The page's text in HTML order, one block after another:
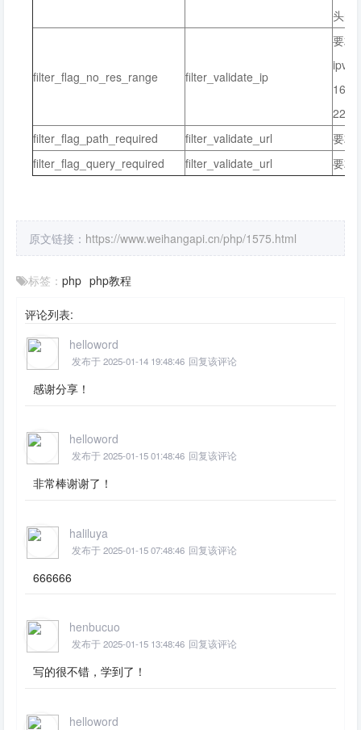
头的
filter_flag_no_res_range filter_validate_ip
要求
ipv4
filter_flag_path_required
filter_validate_url
要求
filter_flag_query_required
filter_validate_url 要求
原文链接： https://www.weihangapi.cn/php/1575.html
标签： php php教程
评论列表:
helloword
发布于 2025-01-14 19:48:46 回复该评论
感谢分享！
helloword
发布于 2025-01-15 01:48:46 回复该评论
非常棒谢谢了！
haliluya
发布于 2025-01-15 07:48:46 回复该评论
666666
henbucuo
发布于 2025-01-15 13:48:46 回复该评论
写的很不错，学到了！
helloword